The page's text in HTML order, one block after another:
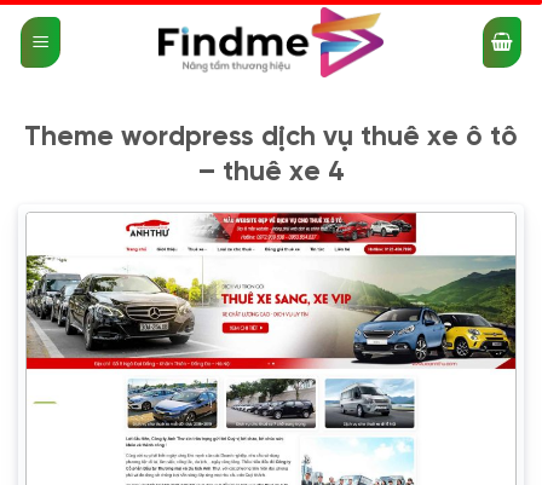
qua
nội
Theme wordpress dịch vụ thuê xe ô tô
– thuê xe 4